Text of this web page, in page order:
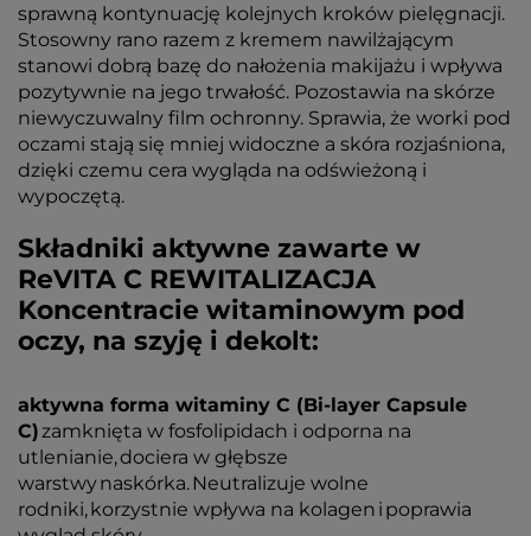
sprawną kontynuację kolejnych kroków pielęgnacji.
Stosowny rano razem z kremem nawilżającym
stanowi dobrą bazę do nałożenia makijażu i wpływa
pozytywnie na jego trwałość. Pozostawia na skórze
niewyczuwalny film ochronny. Sprawia, że worki pod
oczami stają się mniej widoczne a skóra rozjaśniona,
dzięki czemu cera wygląda na odświeżoną i
wypoczętą.
Składniki aktywne zawarte w
ReVITA C REWITALIZACJA
Koncentracie witaminowym pod
oczy, na szyję i dekolt:
aktywna forma witaminy C (Bi-layer Capsule
C)zamknięta w fosfolipidach i odporna na
utlenianie, dociera w głębsze
warstwy naskórka. Neutralizuje wolne
rodniki, korzystnie wpływa na kolagen i poprawia